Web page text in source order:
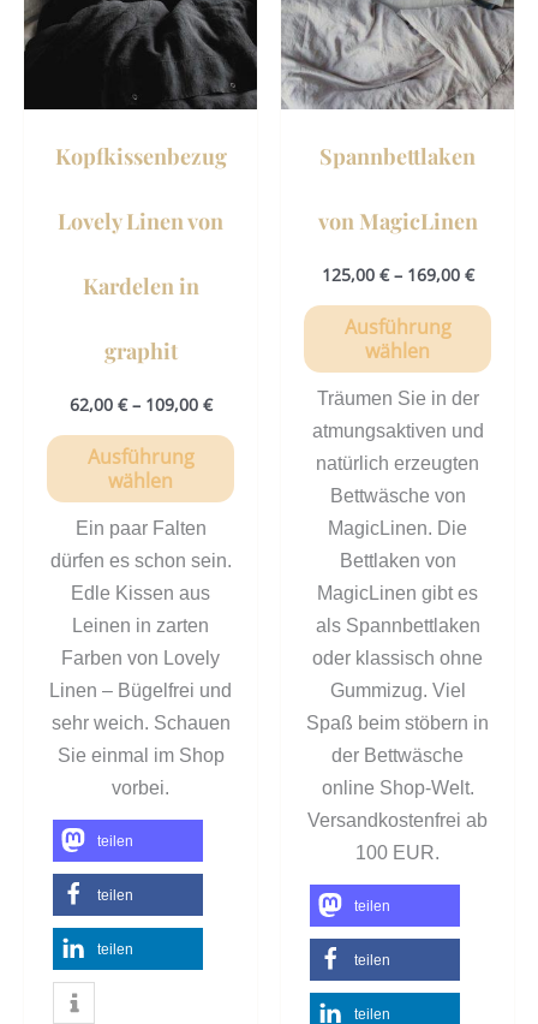
Kopfkissenbezug
Lovely Linen von
Kardelen in
graphit
62,00 €– 109,00 €
Ausführung
wählen
Varianten
auf.
Die
Optionen
Produktseite
Ein paar Falten
dürfen es schon sein.
Edle Kissen aus
Leinen in zarten
Farben von Lovely
Linen – Bügelfrei und
sehr weich. Schauen
Sie einmal im Shop
vorbei.
teilen
teilen
teilen
Spannbettlaken
von MagicLinen
125,00 €– 169,00 €
Ausführung
wählen
auf.
Die
Träumen Sie in der
atmungsaktiven und
natürlich erzeugten
Bettwäsche von
MagicLinen. Die
Bettlaken von
MagicLinen gibt es
als Spannbettlaken
oder klassisch ohne
Gummizug. Viel
Spaß beim stöbern in
der Bettwäsche
online Shop-Welt.
Versandkostenfrei ab
100 EUR.
teilen
teilen
teilen